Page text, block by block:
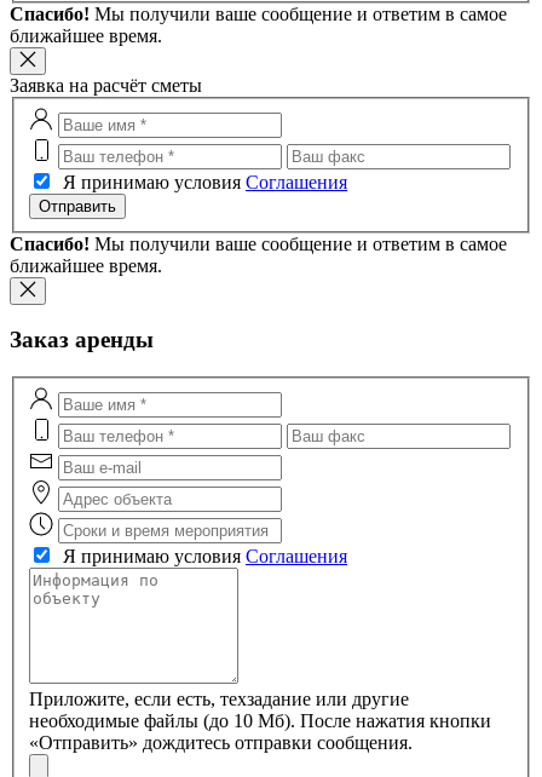
Спасибо! Мы получили ваше сообщение и ответим в самое
ближайшее время.
Заявка на расчёт сметы
Я принимаю условия Соглашения
Отправить
Спасибо! Мы получили ваше сообщение и ответим в самое
ближайшее время.
Заказ аренды
Я принимаю условия Соглашения
Приложите, если есть, техзадание или другие
необходимые файлы (до 10 Мб). После нажатия кнопки
«Отправить» дождитесь отправки сообщения.